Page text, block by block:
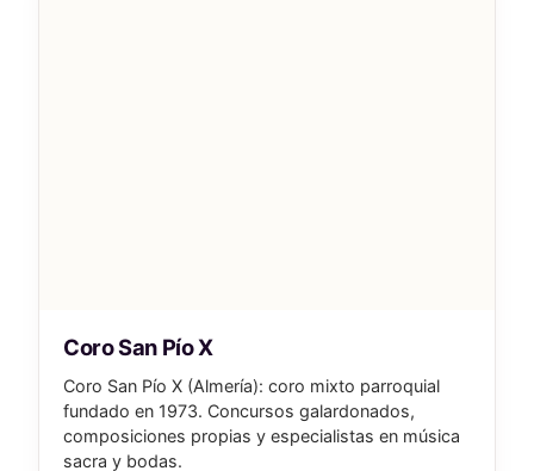
Coro San Pío X
Coro San Pío X (Almería): coro mixto parroquial
fundado en 1973. Concursos galardonados,
composiciones propias y especialistas en música
sacra y bodas.